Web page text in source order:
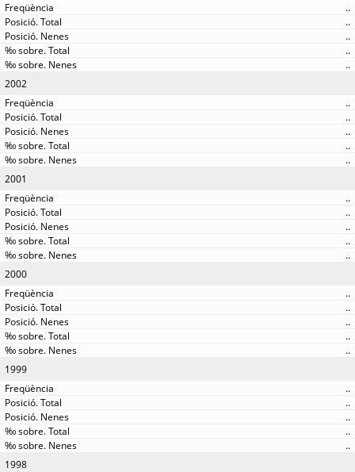
..
..
..
..
..
2002
..
..
..
..
..
2001
..
..
..
..
..
2000
..
..
..
..
..
1999
..
..
..
..
..
1998